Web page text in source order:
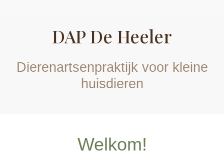
DAP De Heeler
Dierenartsenpraktijk voor kleine
huisdieren
Welkom!